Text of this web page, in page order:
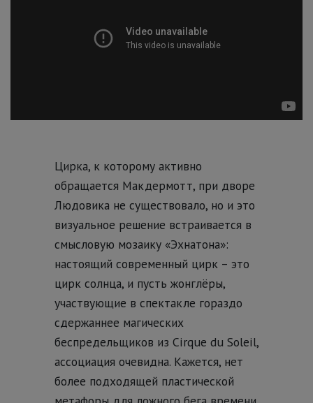
Цирка, к которому активно
обращается Макдермотт, при дворе
Людовика не существовало, но и это
визуальное решение встраивается в
смысловую мозаику «Эхнатона»:
настоящий современный цирк – это
цирк солнца, и пусть жонглёры,
участвующие в спектакле гораздо
сдержаннее магических
беспредельщиков из Cirque du Soleil,
ассоциация очевидна. Кажется, нет
более подходящей пластической